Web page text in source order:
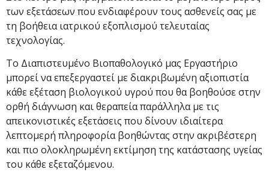
των εξετάσεων που ενδιαφέρουν τους ασθενείς σας με
τη βοήθεια ιατρικού εξοπλισμού τελευταίας
τεχνολογίας.
Το Διαπιστευμένο Βιοπαθολογικό μας Εργαστήριο
μπορεί να επεξεργαστεί με διακριβωμένη αξιοπιστία
κάθε εξέταση βιολογικού υγρού που θα βοηθούσε στην
ορθή διάγνωση και θεραπεία παράλληλα με τις
απεικονιστικές εξετάσεις που δίνουν ιδιαίτερα
λεπτομερή πληροφορία βοηθώντας στην ακριβέστερη
και πιο ολοκληρωμένη εκτίμηση της κατάστασης υγείας
του κάθε εξεταζόμενου.